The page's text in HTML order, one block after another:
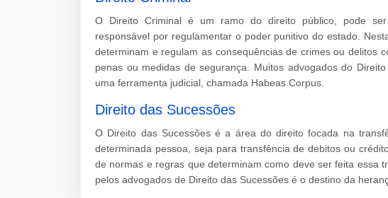
O Direito Criminal é um ramo do direito público, pode
responsável por regulamentar o poder punitivo do estado.
determinam e regulam as consequências de crimes ou delitos
penas ou medidas de segurança. Muitos advogados do
uma ferramenta judicial, chamada Habeas Corpus.
Direito das Sucessões
O Direito das Sucessões é a área do direito focada na
determinada pessoa, seja para transfência de debitos ou
de normas e regras que determinam como deve ser feita essa
pelos advogados de Direito das Sucessões é o destino da